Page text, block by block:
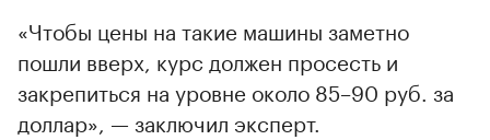
«Чтобы цены на такие машины заметно
пошли вверх, курс должен просесть и
закрепиться на уровне около 85–90 руб. за
доллар», — заключил эксперт.